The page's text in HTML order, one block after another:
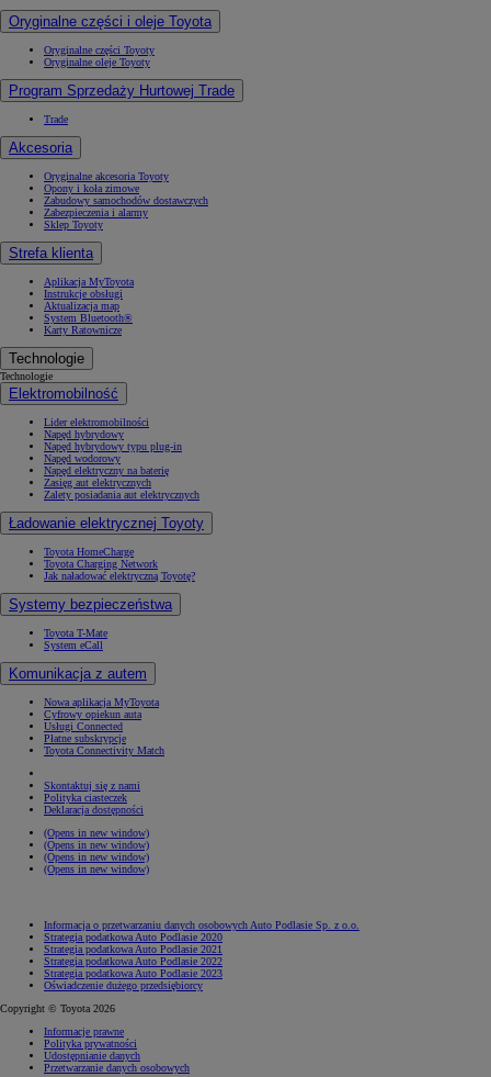
Oryginalne części i oleje Toyota
Oryginalne części Toyoty
Oryginalne oleje Toyoty
Program Sprzedaży Hurtowej Trade
Trade
Akcesoria
Oryginalne akcesoria Toyoty
Opony i koła zimowe
Zabudowy samochodów dostawczych
Zabezpieczenia i alarmy
Sklep Toyoty
Strefa klienta
Aplikacja MyToyota
Instrukcje obsługi
Aktualizacja map
System Bluetooth®
Karty Ratownicze
Technologie
Technologie
Elektromobilność
Lider elektromobilności
Napęd hybrydowy
Napęd hybrydowy typu plug-in
Napęd wodorowy
Napęd elektryczny na baterię
Zasięg aut elektrycznych
Zalety posiadania aut elektrycznych
Ładowanie elektrycznej Toyoty
Toyota HomeCharge
Toyota Charging Network
Jak naładować elektryczną Toyotę?
Systemy bezpieczeństwa
Toyota T-Mate
System eCall
Komunikacja z autem
Nowa aplikacja MyToyota
Cyfrowy opiekun auta
Usługi Connected
Płatne subskrypcje
Toyota Connectivity Match
Skontaktuj się z nami
Polityka ciasteczek
Deklaracja dostępności
(Opens in new window)
(Opens in new window)
(Opens in new window)
(Opens in new window)
Informacja o przetwarzaniu danych osobowych Auto Podlasie Sp. z o.o.
Strategia podatkowa Auto Podlasie 2020
Strategia podatkowa Auto Podlasie 2021
Strategia podatkowa Auto Podlasie 2022
Strategia podatkowa Auto Podlasie 2023
Oświadczenie dużego przedsiębiorcy
Copyright © Toyota 2026
Informacje prawne
Polityka prywatności
Udostępnianie danych
Przetwarzanie danych osobowych